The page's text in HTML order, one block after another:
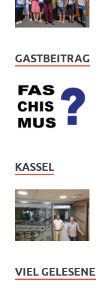
GASTBEITRAG
KASSEL
VIEL